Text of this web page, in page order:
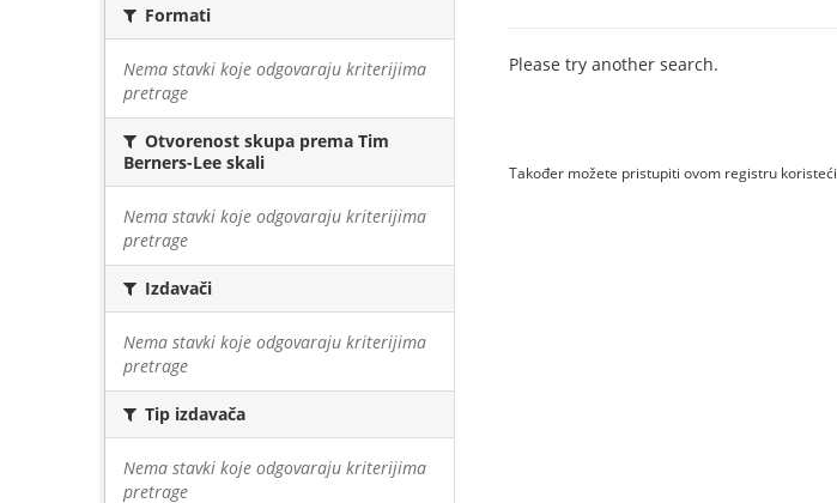
Formati
Nema stavki koje odgovaraju kriterijima
pretrage
Otvorenost skupa prema Tim
Berners-Lee skali
Nema stavki koje odgovaraju kriterijima
pretrage
Izdavači
Nema stavki koje odgovaraju kriterijima
pretrage
Tip izdavača
Nema stavki koje odgovaraju kriterijima
pretrage
Please try another search.
Također možete pristupiti ovom registru koristeći